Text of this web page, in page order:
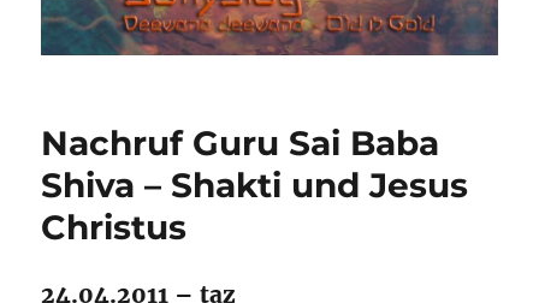
Nachruf Guru Sai Baba
Shiva – Shakti und Jesus
Christus
24.04.2011 – taz